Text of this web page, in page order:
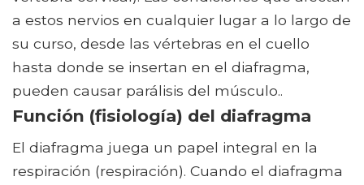
a estos nervios en cualquier lugar a lo largo de
su curso, desde las vértebras en el cuello
hasta donde se insertan en el diafragma,
pueden causar parálisis del músculo..
Función (fisiología) del diafragma
El diafragma juega un papel integral en la
respiración (respiración). Cuando el diafragma